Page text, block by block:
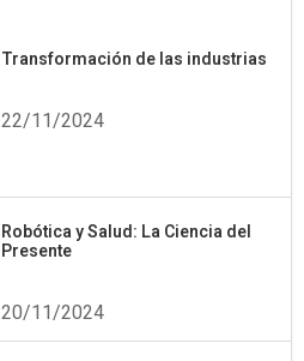
Transformación de las industrias
22/11/2024
Robótica y Salud: La Ciencia del
Presente
20/11/2024